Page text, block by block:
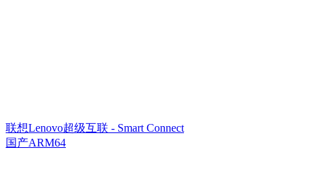
联想Lenovo超级互联 - Smart Connect
国产ARM64